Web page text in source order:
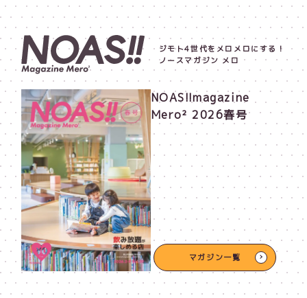
ジモト4世代をメロメロにする！
ノースマガジン メロ
NOAS!!magazine
Mero² 2026春号
マガジン一覧